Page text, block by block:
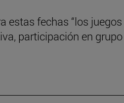
estas fechas “los
participación en